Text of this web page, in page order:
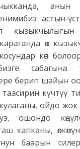
анын
астын-
кызыкчылыгын
өз
көп
берип шайын
күчтүү
ойдо
ошондо
капканы,
баарын